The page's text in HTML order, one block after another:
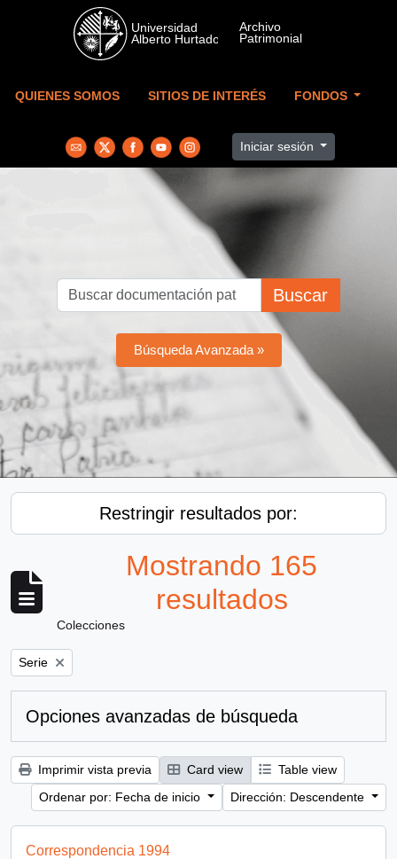
Skip to main content
QUIENES SOMOS SITIOS DE INTERÉS FONDOS
Iniciar sesión
Buscar
Búsqueda Avanzada »
Restringir resultados por:
Mostrando 165
resultados
Colecciones
Remove filter:
Serie
Opciones avanzadas de búsqueda
Imprimir vista previa Card view
Table view
Ordenar por: Fecha de inicio
Dirección: Descendente
Correspondencia 1994